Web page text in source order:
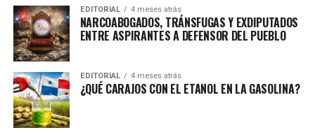
EDITORIAL 4 meses atrás
NARCOABOGADOS, TRÁNSFUGAS Y EXDIPUTADOS
ENTRE ASPIRANTES A DEFENSOR DEL PUEBLO
EDITORIAL 4 meses atrás
¿QUÉ CARAJOS CON EL ETANOL EN LA GASOLINA?